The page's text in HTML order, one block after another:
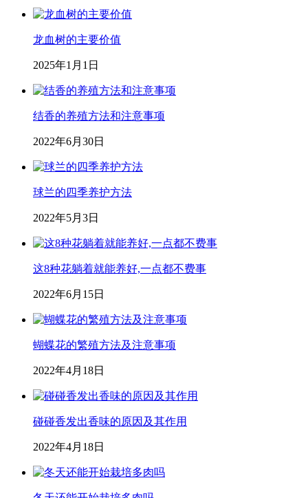
龙血树的主要价值
2025年1月1日
结香的养殖方法和注意事项
2022年6月30日
球兰的四季养护方法
2022年5月3日
这8种花躺着就能养好,一点都不费事
2022年6月15日
蝴蝶花的繁殖方法及注意事项
2022年4月18日
碰碰香发出香味的原因及其作用
2022年4月18日